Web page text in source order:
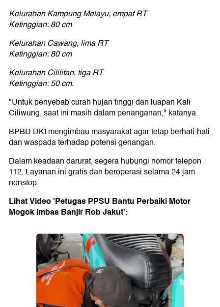
Kelurahan Kampung Melayu, empat RT
Ketinggian: 80 cm
Kelurahan Cawang, lima RT
Ketinggian: 80 cm
Kelurahan Cililitan, tiga RT
Ketinggian: 50 cm.
"Untuk penyebab curah hujan tinggi dan luapan Kali
Ciliwung, saat ini masih dalam penanganan," katanya.
BPBD DKI mengimbau masyarakat agar tetap berhati-hati
dan waspada terhadap potensi genangan.
Dalam keadaan darurat, segera hubungi nomor telepon
112. Layanan ini gratis dan beroperasi selama 24 jam
nonstop.
Lihat Video 'Petugas PPSU Bantu Perbaiki Motor
Mogok Imbas Banjir Rob Jakut':